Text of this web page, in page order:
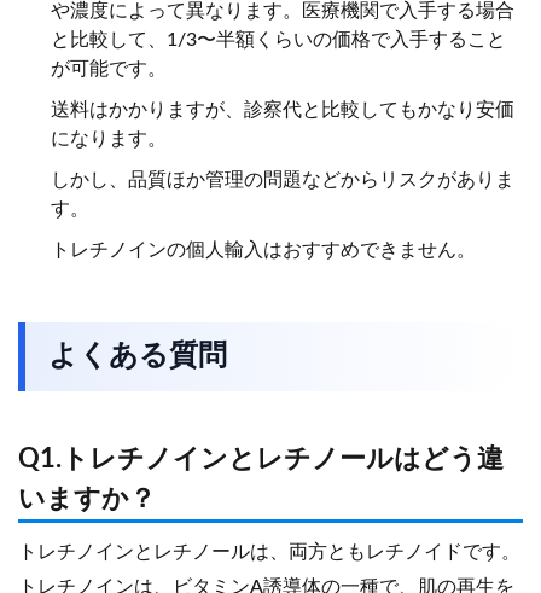
や濃度によって異なります。医療機関で入手する場合
と比較して、1/3〜半額くらいの価格で入手すること
が可能です。
送料はかかりますが、診察代と比較してもかなり安価
になります。
しかし、品質ほか管理の問題などからリスクがありま
す。
トレチノインの個人輸入はおすすめできません。
よくある質問
Q1.トレチノインとレチノールはどう違
いますか？
トレチノインとレチノールは、両方ともレチノイドです。
トレチノインは、ビタミンA誘導体の一種で、肌の再生を